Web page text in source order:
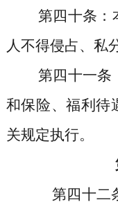
第四十条
人不得侵占、私
第四十一条
和保险、福利待
关规定执行。
第四十二